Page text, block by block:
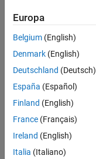
but thanks
to the
disp(SIGMA)
i get a bunch
of numbers
in the
command
window.
Europa
Belgium (English)
Denmark (English)
Deutschland (Deutsch)
España (Español)
Finland (English)
France (Français)
Ireland (English)
Italia (Italiano)